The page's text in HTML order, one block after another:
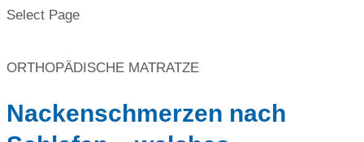
Select Page
ORTHOPÄDISCHE MATRATZE
Nackenschmerzen nach